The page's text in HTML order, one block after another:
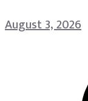
August 3, 2026